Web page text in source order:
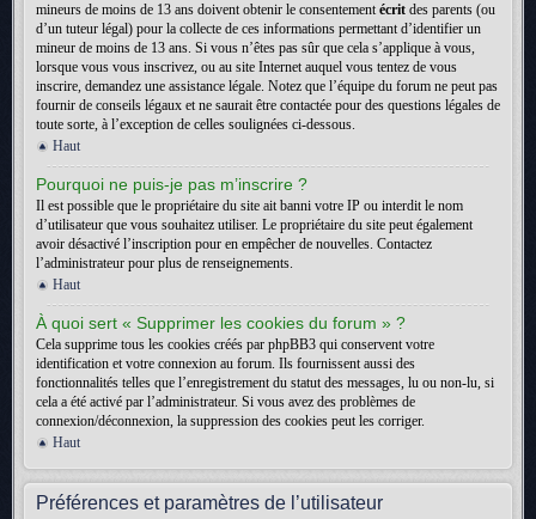
mineurs de moins de 13 ans doivent obtenir le consentementécrit des parents (ou
d’un tuteur légal) pour la collecte de ces informations permettant d’identifier un
mineur de moins de 13 ans. Si vous n’êtes pas sûr que cela s’applique à vous,
lorsque vous vous inscrivez, ou au site Internet auquel vous tentez de vous
inscrire, demandez une assistance légale. Notez que l’équipe du forum ne peut pas
fournir de conseils légaux et ne saurait être contactée pour des questions légales de
toute sorte, à l’exception de celles soulignées ci-dessous.
Haut
Pourquoi ne puis-je pas m’inscrire ?
Il est possible que le propriétaire du site ait banni votre IP ou interdit le nom
d’utilisateur que vous souhaitez utiliser. Le propriétaire du site peut également
avoir désactivé l’inscription pour en empêcher de nouvelles. Contactez
l’administrateur pour plus de renseignements.
Haut
À quoi sert « Supprimer les cookies du forum » ?
Cela supprime tous les cookies créés par phpBB3 qui conservent votre
identification et votre connexion au forum. Ils fournissent aussi des
fonctionnalités telles que l’enregistrement du statut des messages, lu ou non-lu, si
cela a été activé par l’administrateur. Si vous avez des problèmes de
connexion/déconnexion, la suppression des cookies peut les corriger.
Haut
Préférences et paramètres de l’utilisateur